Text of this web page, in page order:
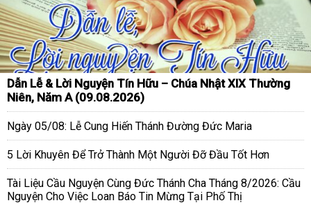
Dẫn Lễ & Lời Nguyện Tín Hữu – Chúa Nhật XIX Thường
Niên, Năm A (09.08.2026)
Ngày 05/08: Lễ Cung Hiến Thánh Đường Đức Maria
5 Lời Khuyên Để Trở Thành Một Người Đỡ Đầu Tốt Hơn
Tài Liệu Cầu Nguyện Cùng Đức Thánh Cha Tháng 8/2026: Cầu
Nguyện Cho Việc Loan Báo Tin Mừng Tại Phố Thị